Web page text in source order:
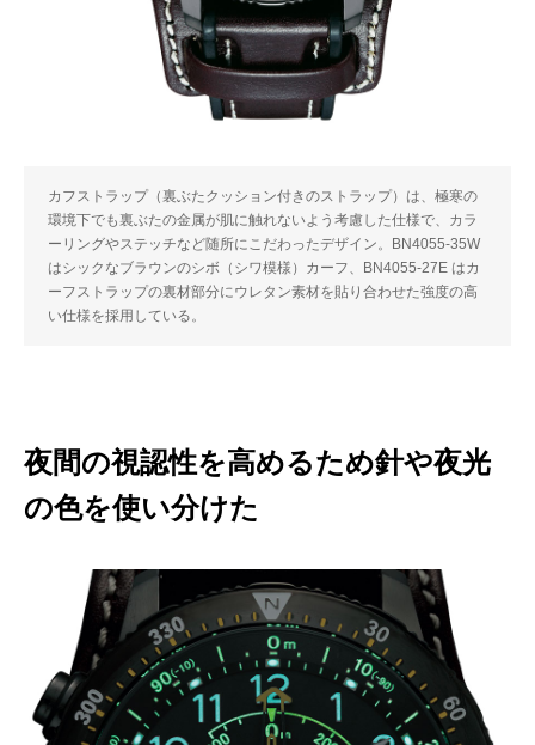
カフストラップ（裏ぶたクッション付きのストラップ）は、極寒の
環境下でも裏ぶたの金属が肌に触れないよう考慮した仕様で、カラ
ーリングやステッチなど随所にこだわったデザイン。BN4055-35W
はシックなブラウンのシボ（シワ模様）カーフ、BN4055-27E はカ
ーフストラップの裏材部分にウレタン素材を貼り合わせた強度の高
い仕様を採用している。
夜間の視認性を高めるため針や夜光
の⾊を使い分けた